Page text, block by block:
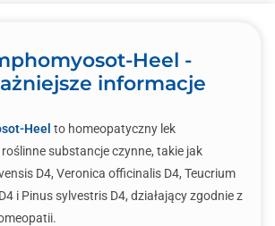
Heel -
informacje
Heel to homeopatyczny lek
substancje czynne, takie jak
D4, Veronica officinalis D4, Teucrium
i Pinus sylvestris D4, działający zgodnie z